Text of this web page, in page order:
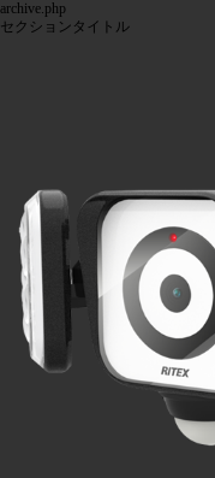
archive.php
セクションタイトル